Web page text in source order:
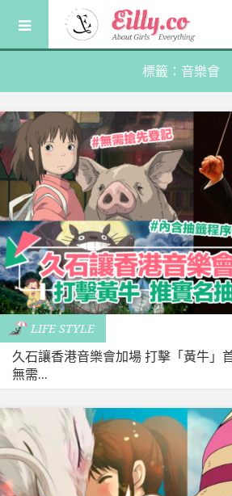
content
標籤：音樂會
LIFE STYLE
久石讓香港音樂會加場 打擊「黃牛」
無需...